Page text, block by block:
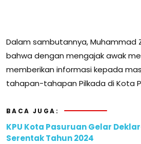
Dalam sambutannya, Muhammad
bahwa dengan mengajak awak
memberikan informasi kepada
tahapan-tahapan Pilkada di Kota
BACA JUGA:
KPU Kota Pasuruan Gelar
Serentak Tahun 2024